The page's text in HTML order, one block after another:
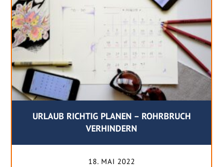
URLAUB RICHTIG PLANEN – ROHRBRUCH
VERHINDERN
18. MAI 2022